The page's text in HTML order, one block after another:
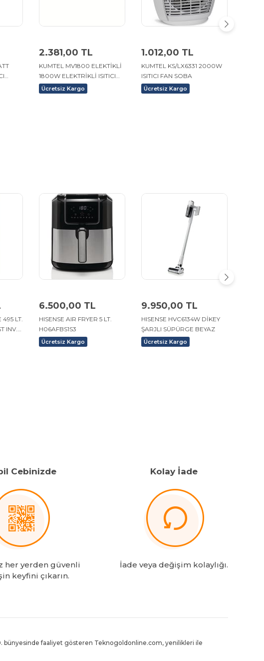
2.381,00 TL
KUMTEL MV1800 ELEKTİKLİ
1800W ELEKTRİKLİ ISITICI
SOBA
Ücretsiz Kargo
1.012,00 TL
KUMTEL KS/LX6331 2000W
ISITICI FAN SOBA
Ücretsiz Kargo
495 LT.
INV.
6.500,00 TL
HISENSE AIR FRYER 5 LT.
H06AFBS1S3
Ücretsiz Kargo
9.950,00 TL
HISENSE HVC6134W DİKEY
ŞARJLI SÜPÜRGE BEYAZ
Ücretsiz Kargo
Cebinizde
her yerden güvenli
keyfini çıkarın.
Kolay İade
İade veya değişim kolaylığı.
bünyesinde faaliyet gösteren Teknogoldonline.com, yenilikleri ile